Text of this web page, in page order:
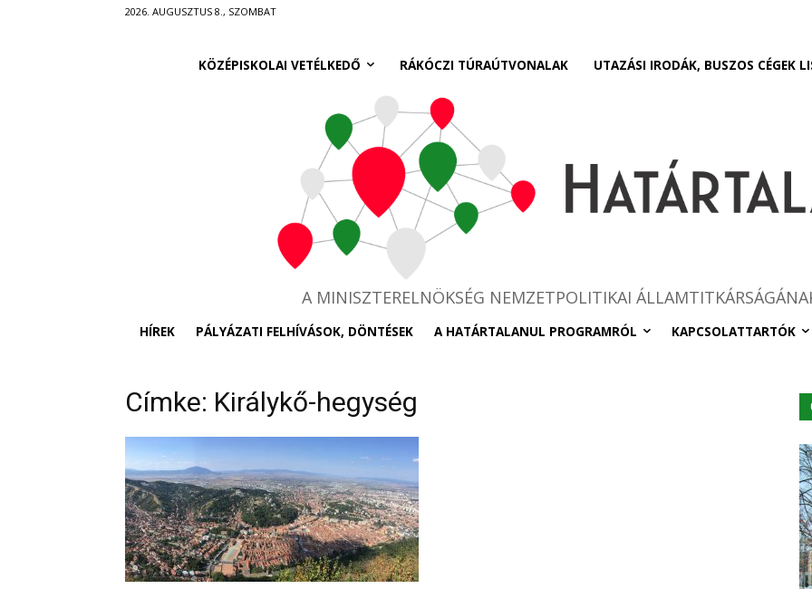
2026. AUGUSZTUS 8., SZOMBAT
KÖZÉPISKOLAI VETÉLKEDŐ RÁKÓCZI TÚRAÚTVONALAK UTAZÁSI IRODÁK, BUSZOS CÉGEK
A MINISZTERELNÖKSÉG NEMZETPOLITIKAI
HÍREK PÁLYÁZATI FELHÍVÁSOK, DÖNTÉSEK A HATÁRTALANUL PROGRAMRÓL KAPCSOLATTARTÓK
Címke: Királykő-hegység